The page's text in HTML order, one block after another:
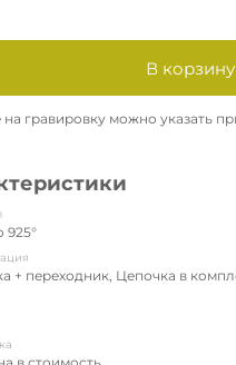
на гравировку можно указать
В корзину
925°
+ переходник, Цепочка в